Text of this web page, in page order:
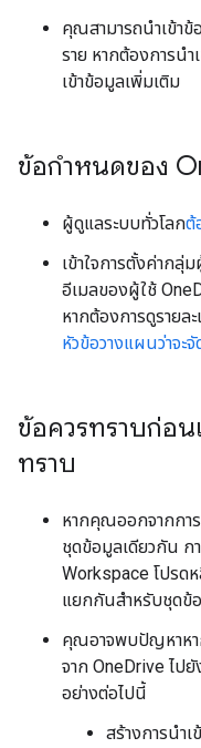
คุณสามารถนำเข้า
ราย หากต้องการน
เข้าข้อมูลเพิ่มเติม
ข้อกำหนดของ
ผู้ดูแลระบบทั่วโลกต้
เข้าใจการตั้งค่าก
อีเมลของผู้ใช้
หากต้องการดูรายล
หัวข้อวางแผนว่าจ
ข้อควรทราบก่อ
ทราบ
หากคุณออกจากการ
ชุดข้อมูลเดียวกัน ก
Workspace โปรดห
แยกกันสำหรับชุดข้
คุณอาจพบปัญหาหา
จาก OneDrive ไป
อย่างต่อไปนี้
สร้างการนำ